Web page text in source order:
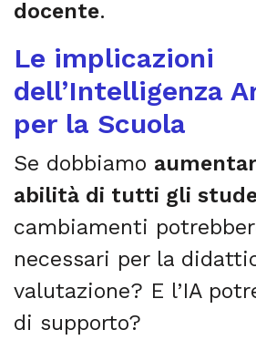
docente.
Le implicazioni
dell’Intelligenza
per la Scuola
Se dobbiamo
abilità di tutti gli
cambiamenti
necessari per la
valutazione? E l’IA
di supporto?